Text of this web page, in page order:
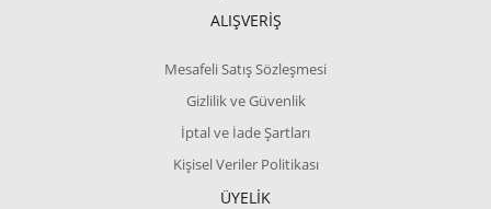
ALIŞVERİŞ
Mesafeli Satış Sözleşmesi
Gizlilik ve Güvenlik
İptal ve İade Şartları
Kişisel Veriler Politikası
ÜYELİK